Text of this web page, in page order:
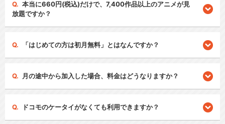
本当に660円(税込)だけで、7,400作品以上のアニメが見
放題ですか？
「はじめての方は初月無料」とはなんですか？
月の途中から加入した場合、料金はどうなりますか？
ドコモのケータイがなくても利用できますか？